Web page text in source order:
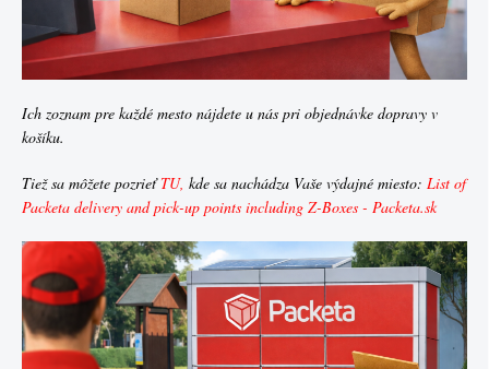
Ich zoznam pre každé mesto nájdete u nás pri objednávke dopravy v
košíku.
Tiež sa môžete pozrieťTU, kde sa nachádza Vaše výdajné miesto: List of
Packeta delivery and pick-up points including Z-Boxes - Packeta.sk